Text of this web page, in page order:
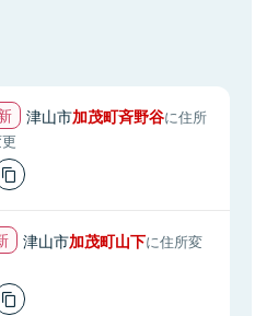
津山市加茂町斉野谷に住所
津山市加茂町山下に住所変